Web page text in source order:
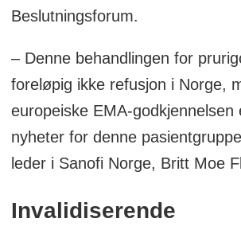
Beslutningsforum.
– Denne behandlingen for
foreløpig ikke refusjon i Norge,
europeiske EMA-godkjennelsen
nyheter for denne
leder i Sanofi Norge, Britt Moe
Invalidiserende